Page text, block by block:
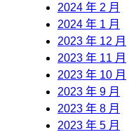
2024 年 2 月
2024 年 1 月
2023 年 12 月
2023 年 11 月
2023 年 10 月
2023 年 9 月
2023 年 8 月
2023 年 5 月